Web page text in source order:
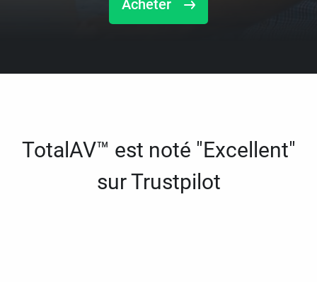
Acheter
TotalAV™ est noté "Excellent"
sur Trustpilot